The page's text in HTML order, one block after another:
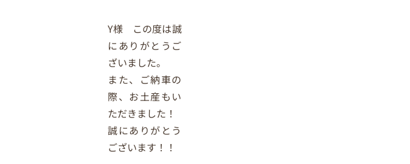
Y様 この度は誠
にありがとうご
ざいました。
また、 ご納車の
際、お土産もい
ただきました！
誠にありがとう
ございます！！